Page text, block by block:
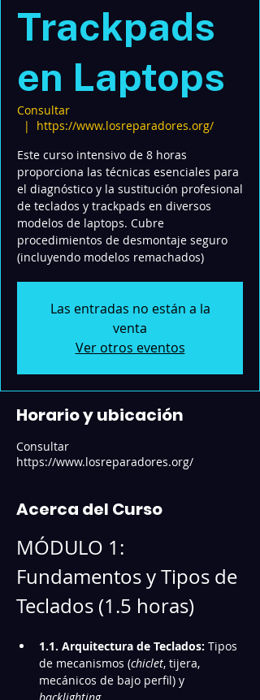
Trackpads
en Laptops
Consultar
  |
https://www.losreparadores.org/
Este curso intensivo de 8 horas
proporciona las técnicas esenciales para
el diagnóstico y la sustitución profesional
de teclados y trackpads en diversos
modelos de laptops. Cubre
procedimientos de desmontaje seguro
(incluyendo modelos remachados)
Las entradas no están a la
venta
Ver otros eventos
Horario y ubicación
Consultar
https://www.losreparadores.org/
Acerca del Curso
MÓDULO 1:
Fundamentos y Tipos de
Teclados (1.5 horas)
1.1. Arquitectura de Teclados: Tipos
de mecanismos (chiclet, tijera,
mecánicos de bajo perfil) y